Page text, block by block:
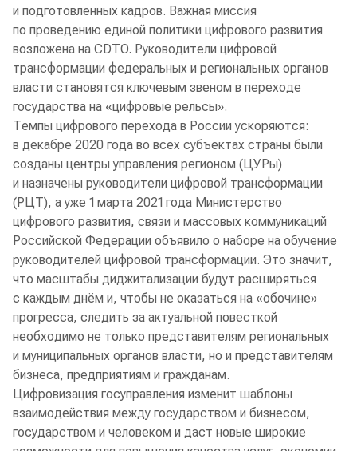
и подготовленных кадров. Важная миссия
по проведению единой политики цифрового развития
возложена на CDTO. Руководители цифровой
трансформации федеральных и региональных органов
власти становятся ключевым звеном в переходе
государства на «цифровые рельсы».
Темпы цифрового перехода в России ускоряются:
в декабре 2020 года во всех субъектах страны были
созданы центры управления регионом (ЦУРы)
и назначены руководители цифровой трансформации
(РЦТ), а уже 1 марта 2021 года Министерство
цифрового развития, связи и массовых коммуникаций
Российской Федерации объявило о наборе на обучение
руководителей цифровой трансформации. Это значит,
что масштабы диджитализации будут расширяться
с каждым днём и, чтобы не оказаться на «обочине»
прогресса, следить за актуальной повесткой
необходимо не только представителям региональных
и муниципальных органов власти, но и представителям
бизнеса, предприятиям и гражданам.
Цифровизация госуправления изменит шаблоны
взаимодействия между государством и бизнесом,
государством и человеком и даст новые широкие